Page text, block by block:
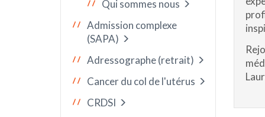
Qui sommes nous
Admission complexe
(SAPA)
Adressographe (retrait)
Cancer du col de l'utérus
CRDSI